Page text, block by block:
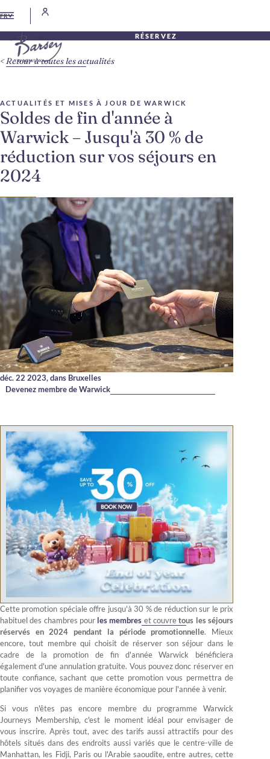
FR
RÉSERVEZ
ACTUALITÉS ET MISES À JOUR DE WARWICK
Soldes de fin d'année à
Warwick – Jusqu'à 30 % de
réduction sur vos séjours en
2024
déc. 22 2023,dans Bruxelles
Devenez membre de Warwick
Retour à toutes les actualités
Cette promotion spéciale offre jusqu'à 30 % de réduction sur le prix
habituel des chambres pour les membres et couvretous les séjours
réservés en 2024 pendant la période promotionnelle. Mieux
encore, tout membre qui choisit de réserver son séjour dans le
cadre de la promotion de fin d'année Warwick bénéficiera
également d'une annulation gratuite. Vous pouvez donc réserver en
toute confiance, sachant que cette promotion vous permettra de
planifier vos voyages de manière économique pour l'année à venir.
Si vous n'êtes pas encore membre du programme Warwick
Journeys Membership, c'est le moment idéal pour envisager de
vous inscrire. Après tout, avec des tarifs aussi attractifs pour des
hôtels situés dans des endroits aussi variés que le centre-ville de
Manhattan, les Fidji, Paris ou l'Arabie saoudite, entre autres, cette